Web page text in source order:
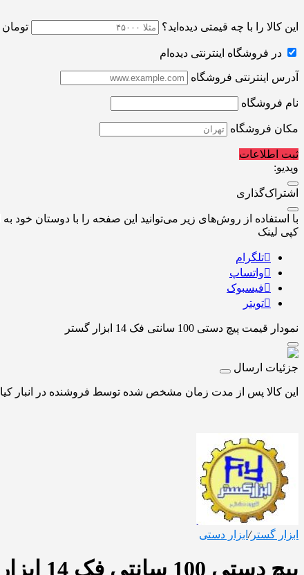
این کالا را با چه قیمتی دیده‌اید؟ تومان
در فروشگاه اینترنتی دیده‌ام
آدرس اینترنتی فروشگاه
نام فروشگاه
مکان فروشگاه
ثبت اطلاعات
ویدیو:
اشتراک‌گذاری
با استفاده از روش‌های زیر می‌توانید این صفحه را با دوستان خود به
کپی لینک
تلگرام
واتساپ
فیسبوک
تویتر
نمودار قیمت پیچ دستی 100 سانتی فک 14 ابزار گستر
جزئیات ارسال
این کالا پس از مدت زمان مشخص شده توسط فروشنده در انبار
ابزار گستر/ ابزار دستی
پیچ دستی 100 سانتی فک 14 ابزار گستر